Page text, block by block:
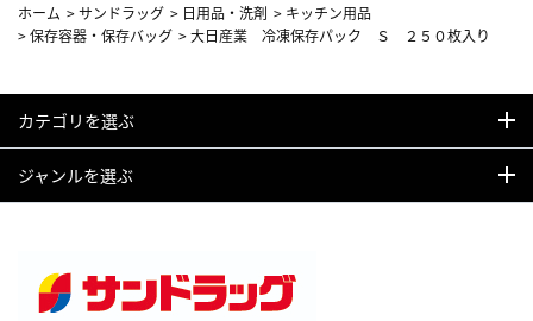
ホーム >サンドラッグ > 日用品・洗剤 > キッチン用品
>保存容器・保存バッグ >大日産業 冷凍保存パック Ｓ ２５０枚入り
カテゴリを選ぶ
ジャンルを選ぶ